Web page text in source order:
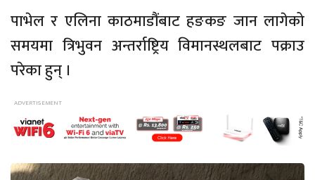
पाभेल र एलिना काठमाडौंबाट हङकङ जान लागेको
समयमा त्रिभुवन अन्तर्राष्ट्रिय विमानस्थलबाट पक्राउ
परेका हुन् ।